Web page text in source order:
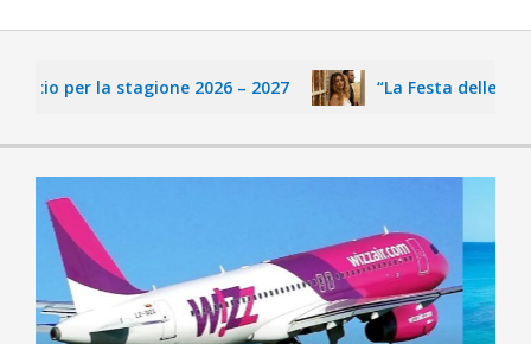
per la stagione 2026 – 2027 “La Festa delle Fate”